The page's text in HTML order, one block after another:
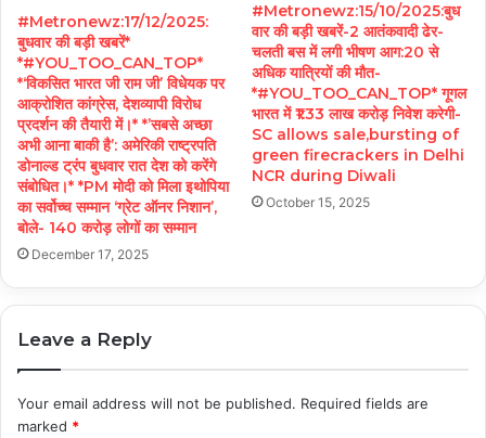
#Metronewz:17/12/2025:
बुधवार की बड़ी खबरें*
*#YOU_TOO_CAN_TOP*
*‘विकसित भारत जी राम जी’ विधेयक पर
आक्रोशित कांग्रेस, देशव्यापी विरोध
प्रदर्शन की तैयारी में।* *’सबसे अच्छा
अभी आना बाकी है’: अमेरिकी राष्ट्रपति
डोनाल्ड ट्रंप बुधवार रात देश को करेंगे
संबोधित।* *PM मोदी को मिला इथोपिया
का सर्वोच्च सम्मान ‘ग्रेट ऑनर निशान’,
बोले- 140 करोड़ लोगों का सम्मान
December 17, 2025
#Metronewz:15/10/2025:बुध
वार की बड़ी खबरें-2 आतंकवादी ढेर-
चलती बस में लगी भीषण आग:20 से
अधिक यात्रियों की मौत-
*#YOU_TOO_CAN_TOP* गूगल
भारत में ₹1.33 लाख करोड़ निवेश करेगी-
SC allows sale,bursting of
green firecrackers in Delhi
NCR during Diwali
October 15, 2025
Leave a Reply
Your email address will not be published. Required fields are
marked *